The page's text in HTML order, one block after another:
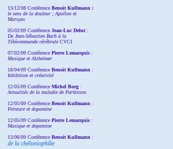
13/12/08 Conférence Benoit Kullmann :
le sens de la douleur ; Apollon et
Marsyas
05/02/09 Conférence Jean-Luc Delut :
De Jean-Sébastien Bach à la
Télécommande cérébraleCVCI
07/02/09 Conférence Pierre Lemarquis :
Musique et Alzheimer
18/04/09 Conférence Benoit Kullmann :
Inhibition et créativité
12/05/09 Conférence Michel Borg :
Actualités de la maladie de Parkinson
12/05/09 Conférence Benoit Kullmann :
Peinture et dopamine
12/05/09 Conférence Pierre Lemarquis :
Musique et dopamine
13/06/09 Conférence Benoit Kullmann :
de la chéloniophilie